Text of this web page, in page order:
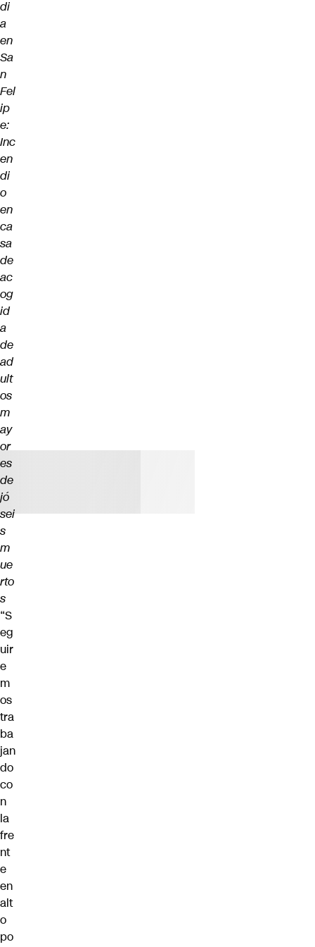
di
a
en
Sa
n
Fel
ip
e:
Inc
en
di
o
en
ca
sa
de
ac
og
id
a
de
ad
ult
os
m
ay
or
es
de
jó
sei
s
m
ue
rto
s
“S
eg
uir
e
m
os
tra
ba
jan
do
co
n
la
fre
nt
e
en
alt
o
po